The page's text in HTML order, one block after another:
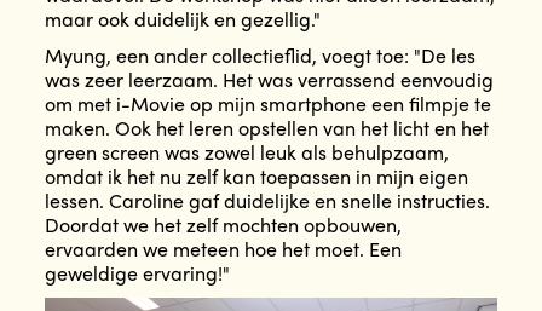
maar ook duidelijk en gezellig."
Myung, een ander collectieflid, voegt toe: "De les
was zeer leerzaam. Het was verrassend eenvoudig
om met i-Movie op mijn smartphone een filmpje te
maken. Ook het leren opstellen van het licht en het
green screen was zowel leuk als behulpzaam,
omdat ik het nu zelf kan toepassen in mijn eigen
lessen. Caroline gaf duidelijke en snelle instructies.
Doordat we het zelf mochten opbouwen,
ervaarden we meteen hoe het moet. Een
geweldige ervaring!"